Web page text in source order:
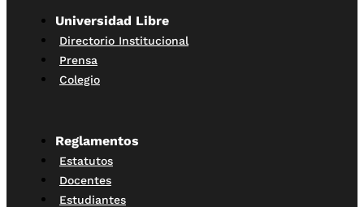
Universidad Libre
Directorio Institucional
Prensa
Colegio
Reglamentos
Estatutos
Docentes
Estudiantes